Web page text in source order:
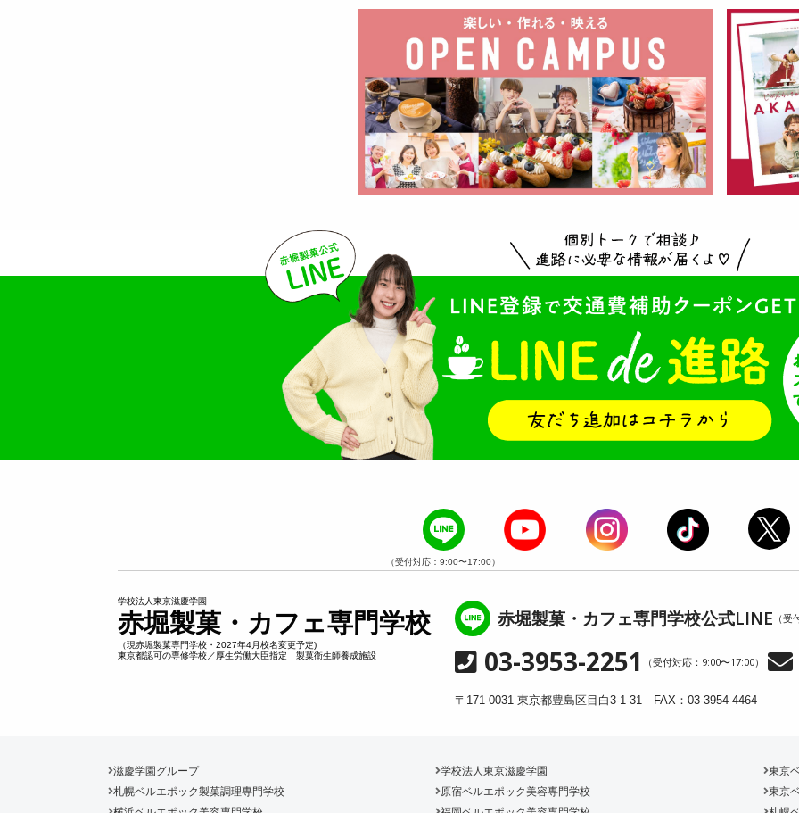
（受付対応：9:00〜17:00）
学校法人東京滋慶学園
赤堀製菓・カフェ専門学校
（現赤堀製菓専門学校・2027年4月校名変更予定)
東京都認可の専修学校／厚生労働大臣指定 製菓衛生師養成施設
赤堀製菓・カフェ専門学校公式LINE （
03-3953-2251 （受付対応：9:00〜17:00）
〒171-0031 東京都豊島区目白3-1-31 FAX：03-3954-4464
滋慶学園グループ 学校法人東京滋慶学園
東京
札幌ベルエポック製菓調理専門学校
原宿ベルエポック美容専門学校
東京